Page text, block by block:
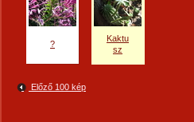
?
Kaktu
sz
Előző 100 kép